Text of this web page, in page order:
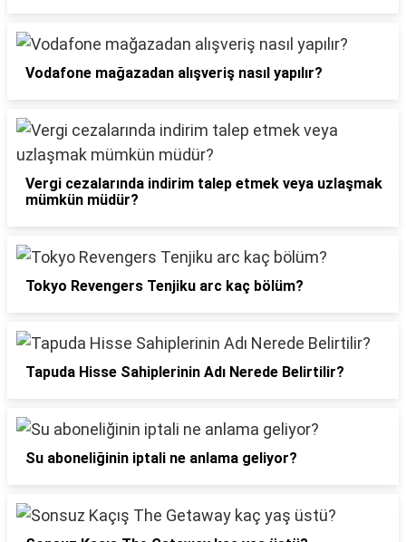
Vodafone mağazadan alışveriş nasıl yapılır?
Vergi cezalarında indirim talep etmek veya uzlaşmak
mümkün müdür?
Tokyo Revengers Tenjiku arc kaç bölüm?
Tapuda Hisse Sahiplerinin Adı Nerede Belirtilir?
Su aboneliğinin iptali ne anlama geliyor?